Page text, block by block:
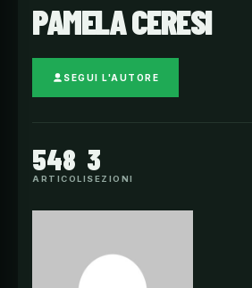
PAMELA CERESI
SEGUI L'AUTORE
548
ARTICOLI
3
SEZIONI